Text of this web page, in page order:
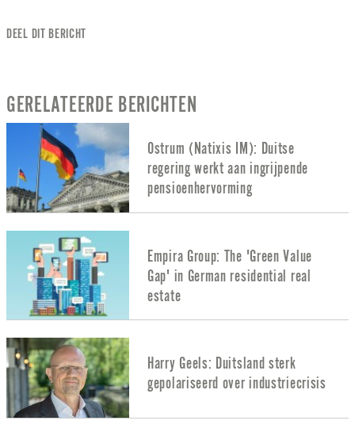
DEEL DIT BERICHT
GERELATEERDE BERICHTEN
Ostrum (Natixis IM): Duitse
regering werkt aan ingrijpende
pensioenhervorming
Empira Group: The 'Green Value
Gap' in German residential real
estate
Harry Geels: Duitsland sterk
gepolariseerd over industriecrisis